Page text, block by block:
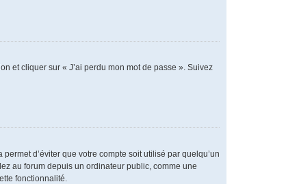
et cliquer sur « J’ai perdu mon mot de passe ». Suivez
d’éviter que votre compte soit utilisé par quelqu’un
au forum depuis un ordinateur public, comme une
fonctionnalité.